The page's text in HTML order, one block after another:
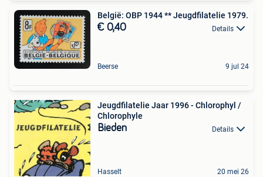
België: OBP 1944 ** Jeugdfilatelie 1979.
€ 0,40 Details
Beerse 9 jul 24
Jeugdfilatelie Jaar 1996 - Chlorophyl /
Chlorophyle
Bieden Details
Hasselt 20 mei 26